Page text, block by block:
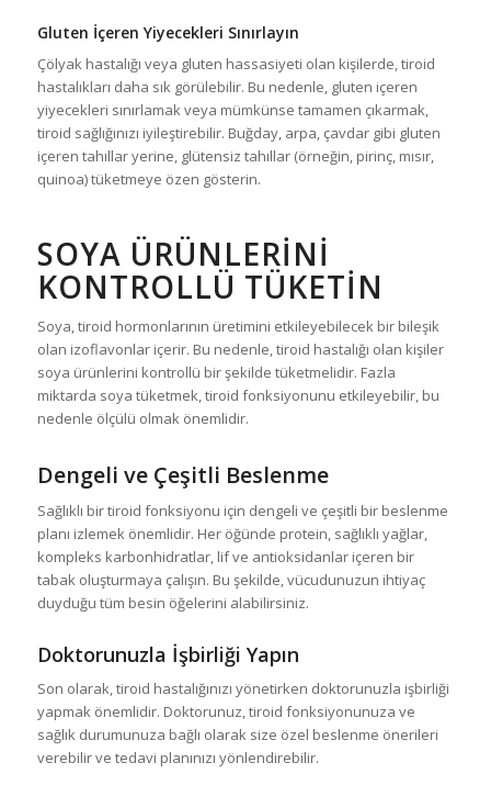
Gluten İçeren Yiyecekleri Sınırlayın
Çölyak hastalığı veya gluten hassasiyeti olan kişilerde, tiroid
hastalıkları daha sık görülebilir. Bu nedenle, gluten içeren
yiyecekleri sınırlamak veya mümkünse tamamen çıkarmak,
tiroid sağlığınızı iyileştirebilir. Buğday, arpa, çavdar gibi gluten
içeren tahıllar yerine, glütensiz tahıllar (örneğin, pirinç, mısır,
quinoa) tüketmeye özen gösterin.
SOYA ÜRÜNLERINI
KONTROLLÜ TÜKETIN
Soya, tiroid hormonlarının üretimini etkileyebilecek bir bileşik
olan izoflavonlar içerir. Bu nedenle, tiroid hastalığı olan kişiler
soya ürünlerini kontrollü bir şekilde tüketmelidir. Fazla
miktarda soya tüketmek, tiroid fonksiyonunu etkileyebilir, bu
nedenle ölçülü olmak önemlidir.
Dengeli ve Çeşitli Beslenme
Sağlıklı bir tiroid fonksiyonu için dengeli ve çeşitli bir beslenme
planı izlemek önemlidir. Her öğünde protein, sağlıklı yağlar,
kompleks karbonhidratlar, lif ve antioksidanlar içeren bir
tabak oluşturmaya çalışın. Bu şekilde, vücudunuzun ihtiyaç
duyduğu tüm besin öğelerini alabilirsiniz.
Doktorunuzla İşbirliği Yapın
Son olarak, tiroid hastalığınızı yönetirken doktorunuzla işbirliği
yapmak önemlidir. Doktorunuz, tiroid fonksiyonunuza ve
sağlık durumunuza bağlı olarak size özel beslenme önerileri
verebilir ve tedavi planınızı yönlendirebilir.